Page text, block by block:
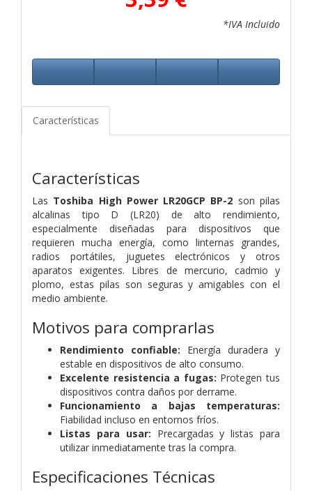
*IVA Incluido
Características
Características
Las Toshiba High Power LR20GCP BP-2 son pilas
alcalinas tipo D (LR20) de alto rendimiento,
especialmente diseñadas para dispositivos que
requieren mucha energía, como linternas grandes,
radios portátiles, juguetes electrónicos y otros
aparatos exigentes. Libres de mercurio, cadmio y
plomo, estas pilas son seguras y amigables con el
medio ambiente.
Motivos para comprarlas
Rendimiento confiable: Energía duradera y
estable en dispositivos de alto consumo.
Excelente resistencia a fugas: Protegen tus
dispositivos contra daños por derrame.
Funcionamiento a bajas temperaturas:
Fiabilidad incluso en entornos fríos.
Listas para usar: Precargadas y listas para
utilizar inmediatamente tras la compra.
Especificaciones Técnicas